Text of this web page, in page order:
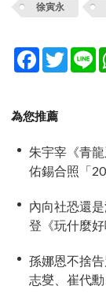
徐寅永
Facebook
為您推薦
朱宇宰《青
佑錫合照「
內向社恐還
登《玩什麼
孫娜恩不捨
志燮、崔代